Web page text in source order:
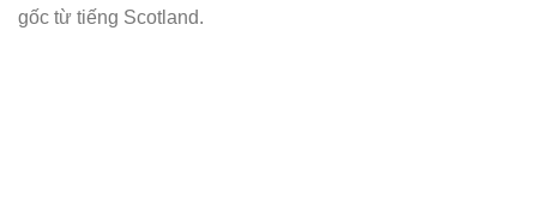
gốc từ tiếng Scotland.